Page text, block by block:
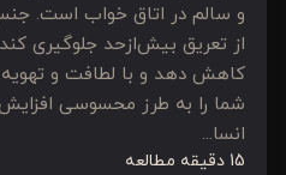
و سالم در اتاق خواب است.
از تعریق بیش‌ازحد جلوگیری
کاهش دهد و با لطافت و
شما را به طرز محسوسی
انسا...
15 دقیقه مطالعه